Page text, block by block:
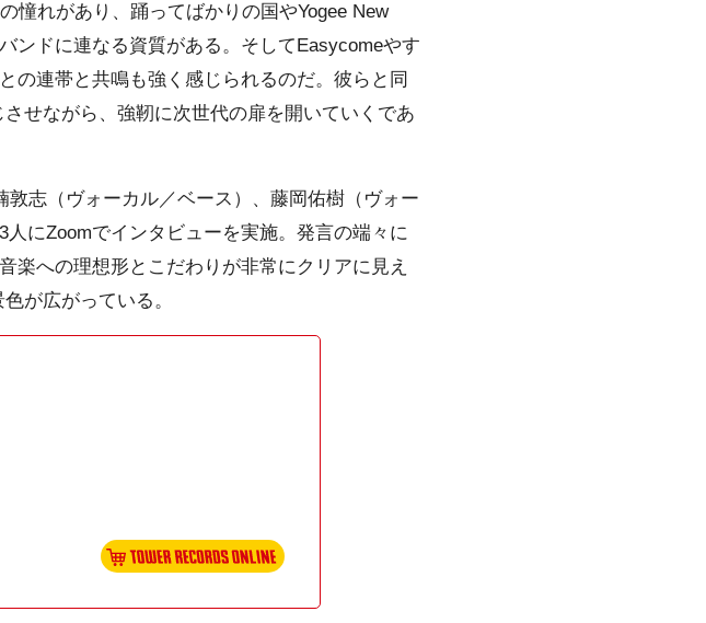
憧れがあり、踊ってばかりの国やYogee New
ンドに連なる資質がある。そしてEasycomeやす
の連帯と共鳴も強く感じられるのだ。彼らと同
せながら、強靭に次世代の扉を開いていくであ
志（ヴォーカル／ベース）、藤岡佑樹（ヴォー
にZoomでインタビューを実施。発言の端々に
楽への理想形とこだわりが非常にクリアに見え
が広がっている。